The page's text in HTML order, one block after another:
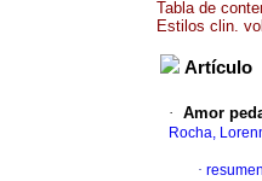
Tabla de
Estilos clin.
Artículo
· Amor
Rocha,
·